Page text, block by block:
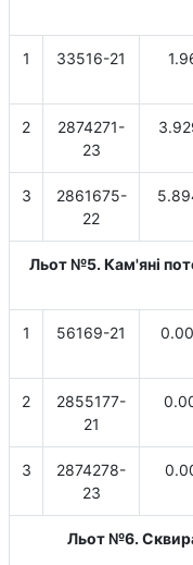
1 33516-21
2
2874271-
23
3
2861675-
22
Льот №5. Кам'яні
1 56169-21
2
2855177-
21
3
2874278-
23
Льот №6.